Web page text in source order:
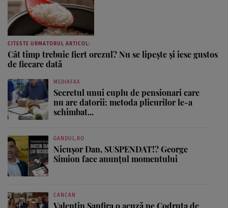
CITESTE URMATORUL ARTICOL:
Cât timp trebuie fiert orezul? Nu se lipește și iese gustos
de fiecare dată
MEDIAFAX
Secretul unui cuplu de pensionari care
nu are datorii: metoda plicurilor le-a
schimbat...
GANDUL.RO
Nicușor Dan, SUSPENDAT!? George
Simion face anunțul momentului
CANCAN
Valentin Sanfira o acuză pe Codruța de